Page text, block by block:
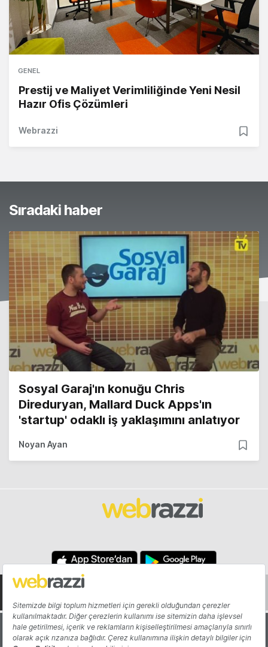
GENEL
Prestij ve Maliyet Verimliliğinde Yeni Nesil
Hazır Ofis Çözümleri
Webrazzi
Sıradaki haber
Sosyal Garaj'ın konuğu Chris
Direduryan, Mallard Duck Apps'ın
'startup' odaklı iş yaklaşımını anlatıyor
Noyan Ayan
Hakkında Yazarlar